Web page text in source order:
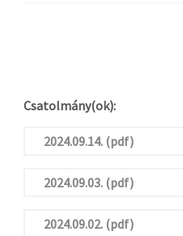
Csatolmány(ok):
2024.09.14. (pdf)
2024.09.03. (pdf)
2024.09.02. (pdf)